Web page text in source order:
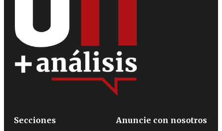
Secciones
Anuncie con nosotros